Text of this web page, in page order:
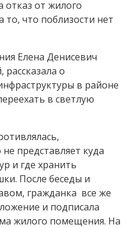
отказ от жилого
то, что поблизости нет
Елена Денисевич
о
в районе
в светлую
представляет куда
и где хранить
После беседы и
гражданка все же
и подписала
жилого помещения. На